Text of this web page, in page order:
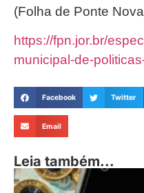
(Folha de Ponte
https://fpn.jor.br/
municipal-de-
Facebook Twitter
Email
Leia também...